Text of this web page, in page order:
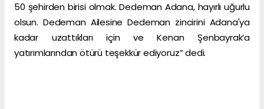
50 şehirden birisi olmak. Dedeman Adana, hayırlı uğurlu
olsun. Dedeman Ailesine Dedeman zincirini Adana'ya
kadar uzattıkları için ve Kenan Şenbayrak’a
yatırımlarından ötürü teşekkür ediyoruz” dedi.